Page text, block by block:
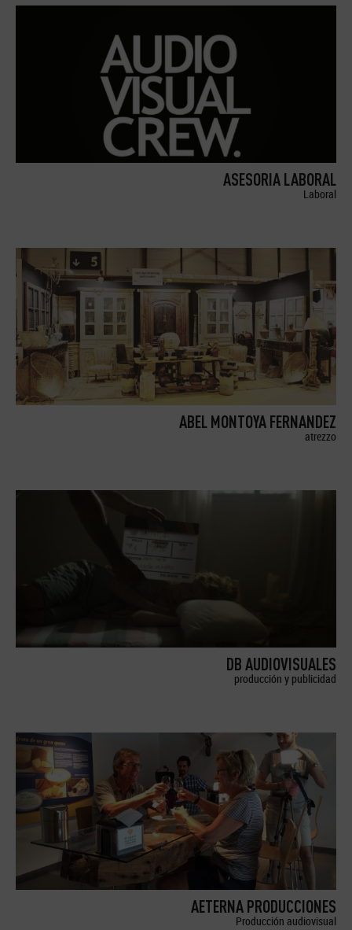
ASESORIA LABORAL
Laboral
ABEL MONTOYA FERNANDEZ
atrezzo
DB AUDIOVISUALES
producción y publicidad
AETERNA PRODUCCIONES
Producción audiovisual